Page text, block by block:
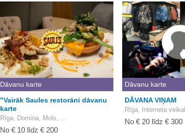
Dāvanu karte
"Vairāk Saules restorāni dāvanu
karte
Rīga, Domina, Mols, ...
No € 10 līdz € 200
Dāvanu karte
DĀVANA VIŅAM
Rīga, Interneta
No € 20 līdz € 300